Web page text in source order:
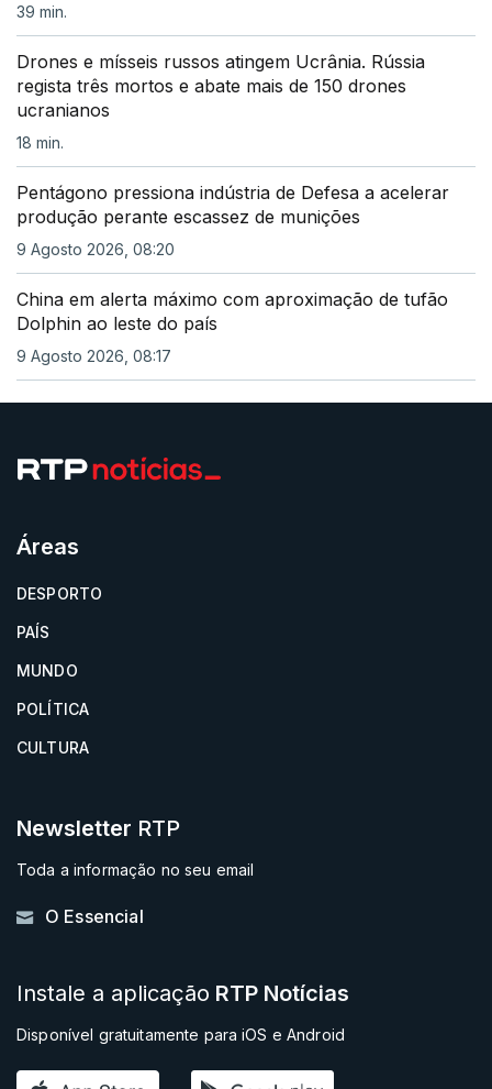
39 min.
Drones e mísseis russos atingem Ucrânia. Rússia
regista três mortos e abate mais de 150 drones
ucranianos
18 min.
Pentágono pressiona indústria de Defesa a acelerar
produção perante escassez de munições
9 Agosto 2026, 08:20
China em alerta máximo com aproximação de tufão
Dolphin ao leste do país
9 Agosto 2026, 08:17
Áreas
DESPORTO
PAÍS
MUNDO
POLÍTICA
CULTURA
Newsletter RTP
Toda a informação no seu email
O Essencial
Instale a aplicação RTP Notícias
Disponível gratuitamente para iOS e Android